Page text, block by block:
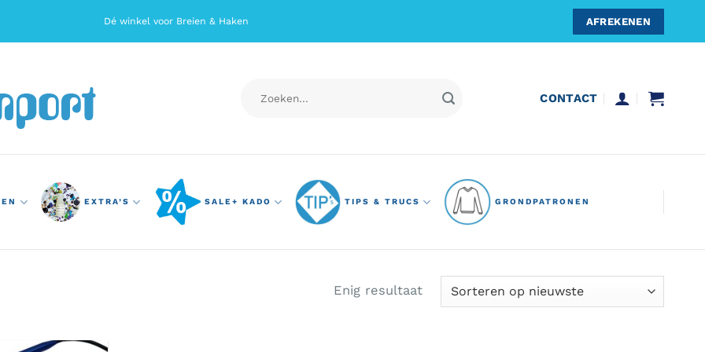
Dé winkel voor Breien & Haken AFREKENEN
naar:
CONTACT
EXTRA’S SALE+ KADO TIPS & TRUCS GRONDPATRONEN
Enig resultaat